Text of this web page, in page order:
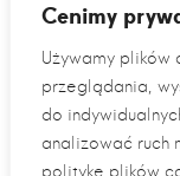
Cenimy
Używamy
przeglądania,
do
analizować ruch
politykę plików